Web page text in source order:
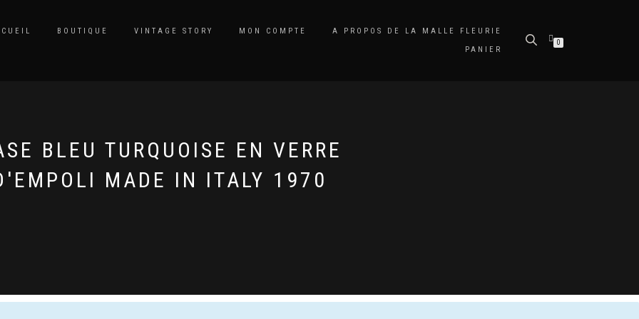
BOUTIQUE VINTAGE STORY MON COMPTE
A PROPOS DE LA MALLE FLEURIE
PANIER
0
BLEU TURQUOISE EN VERRE
MADE IN ITALY 1970